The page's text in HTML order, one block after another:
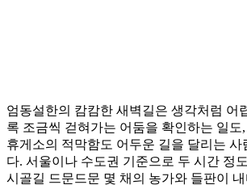
엄동설한의 캄캄한 새벽길은 생각처럼 어
록 조금씩 걷혀가는 어둠을 확인하는 일도
휴게소의 적막함도 어두운 길을 달리는 사
다. 서울이나 수도권 기준으로 두 시간 정
시골길 드문드문 몇 채의 농가와 들판이